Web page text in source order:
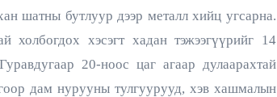
шатны бутлуур дээр металл хийц угсарна.
холбогдох хэсэгт хадан тэжээгүүрийг 14
20-ноос цаг агаар дулаарахтай
дам нурууны тулгуурууд, хэв хашмалын